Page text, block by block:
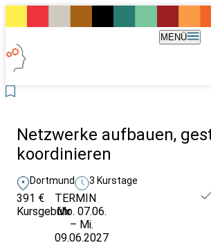
MENÜ
Netzwerke aufbauen,
koordinieren
Dortmund 3 Kurstage
391 €
Kursgebühr
TERMIN
Mo. 07.06.
– Mi.
09.06.2027